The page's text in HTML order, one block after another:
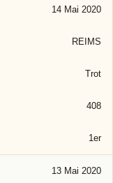
14 Mai 2020
REIMS
Trot
408
1er
13 Mai 2020